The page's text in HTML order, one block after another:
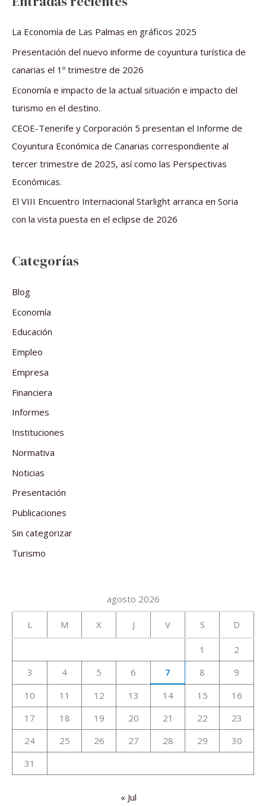
a
r
La Economía de Las Palmas en gráficos 2025
Presentación del nuevo informe de coyuntura turística de
canarias el 1º trimestre de 2026
Economía e impacto de la actual situación e impacto del
turismo en el destino.
CEOE-Tenerife y Corporación 5 presentan el Informe de
Coyuntura Económica de Canarias correspondiente al
tercer trimestre de 2025, así como las Perspectivas
Económicas.
El VIII Encuentro Internacional Starlight arranca en Soria
con la vista puesta en el eclipse de 2026
Categorías
Blog
Economía
Educación
Empleo
Empresa
Financiera
Informes
Instituciones
Normativa
Noticias
Presentación
Publicaciones
Sin categorizar
Turismo
agosto 2026
L M X J V S D
1
2
3
4 5 6 7 8
9
10
11 12 13 14 15
16
17
18 19 20 21 22
23
24
25 26 27 28 29
30
31
« Jul